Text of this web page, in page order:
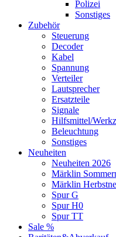
Polizei
Sonstiges
Zubehör
Steuerung
Decoder
Kabel
Spannung
Verteiler
Lautsprecher
Ersatzteile
Signale
Hilfsmittel/
Beleuchtung
Sonstiges
Neuheiten
Neuheiten 2026
Märklin
Märklin
Spur G
Spur H0
Spur TT
Sale %